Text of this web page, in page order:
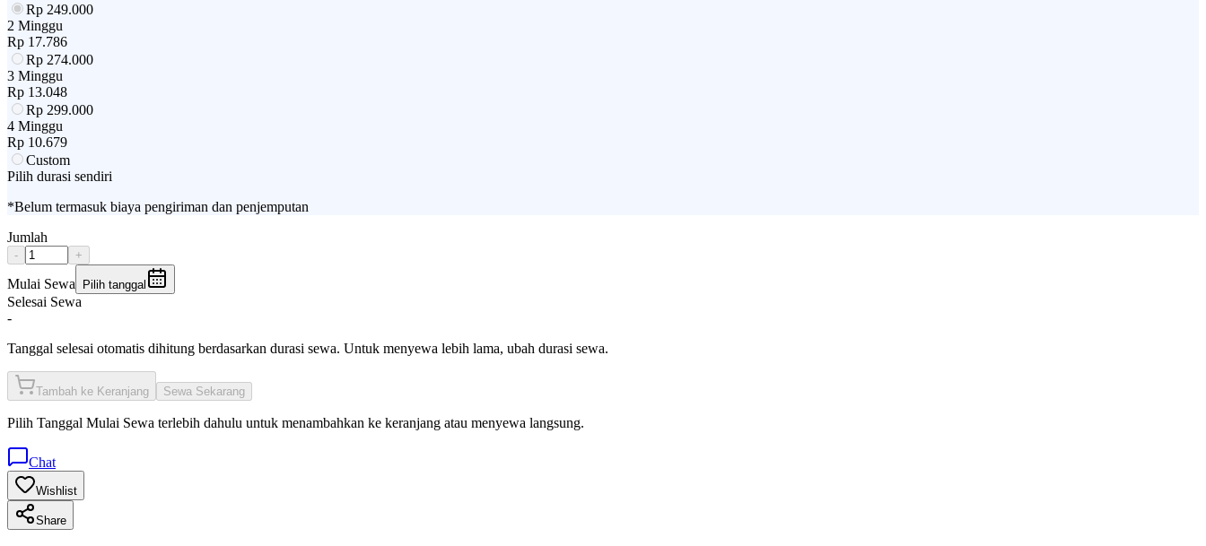
Rp 249.000
2 Minggu
Rp 17.786
Rp 274.000
3 Minggu
Rp 13.048
Rp 299.000
4 Minggu
Rp 10.679
Custom
Pilih durasi sendiri
*Belum termasuk biaya pengiriman dan penjemputan
Jumlah
- +
Mulai Sewa Pilih tanggal
Selesai Sewa
-
Tanggal selesai otomatis dihitung berdasarkan durasi sewa. Untuk menyewa lebih lama, ubah durasi sewa.
Tambah ke Keranjang Sewa Sekarang
Pilih Tanggal Mulai Sewa terlebih dahulu untuk menambahkan ke keranjang atau menyewa langsung.
Chat
Wishlist
Share